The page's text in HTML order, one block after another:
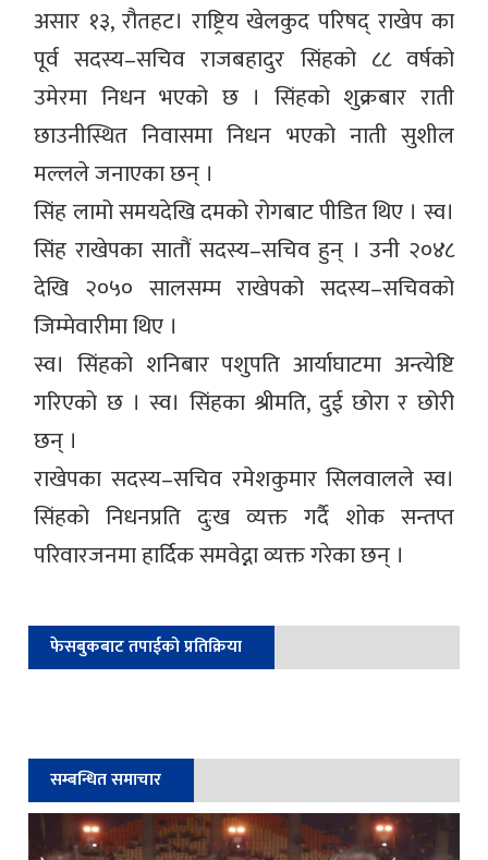
असार १३, रौतहट। राष्ट्रिय खेलकुद परिषद् राखेप का
पूर्व सदस्य–सचिव राजबहादुर सिंहको ८८ वर्षको
उमेरमा निधन भएको छ । सिंहको शुक्रबार राती
छाउनीस्थित निवासमा निधन भएको नाती सुशील
मल्लले जनाएका छन् ।
सिंह लामो समयदेखि दमको रोगबाट पीडित थिए । स्व।
सिंह राखेपका सातौं सदस्य–सचिव हुन् । उनी २०४८
देखि २०५० सालसम्म राखेपको सदस्य–सचिवको
जिम्मेवारीमा थिए ।
स्व। सिंहको शनिबार पशुपति आर्याघाटमा अन्त्येष्टि
गरिएको छ । स्व। सिंहका श्रीमति, दुई छोरा र छोरी
छन् ।
राखेपका सदस्य–सचिव रमेशकुमार सिलवालले स्व।
सिंहको निधनप्रति दुःख व्यक्त गर्दै शोक सन्तप्त
परिवारजनमा हार्दिक समवेद्ना व्यक्त गरेका छन् ।
फेसबुकबाट तपाईको प्रतिक्रिया
सम्बन्धित समाचार